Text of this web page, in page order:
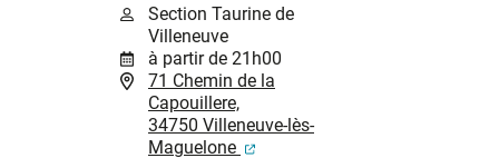
Section Taurine de
Villeneuve
à partir de 21h00
71 Chemin de la
Capouillere,
34750 Villeneuve-lès-
Maguelone
(ouverture dans un nouvel